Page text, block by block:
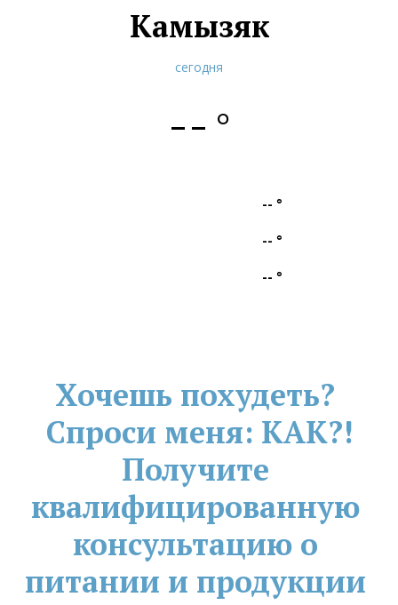
Камызяк
сегодня
-- °
-- °
-- °
-- °
Хочешь похудеть?
Спроси меня: КАК?!
Получите
квалифицированную
консультацию о
питании и продукции